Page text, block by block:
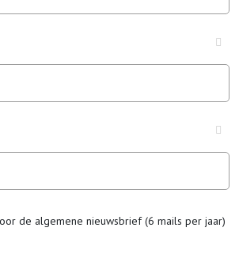
de algemene nieuwsbrief (6 mails per jaar)